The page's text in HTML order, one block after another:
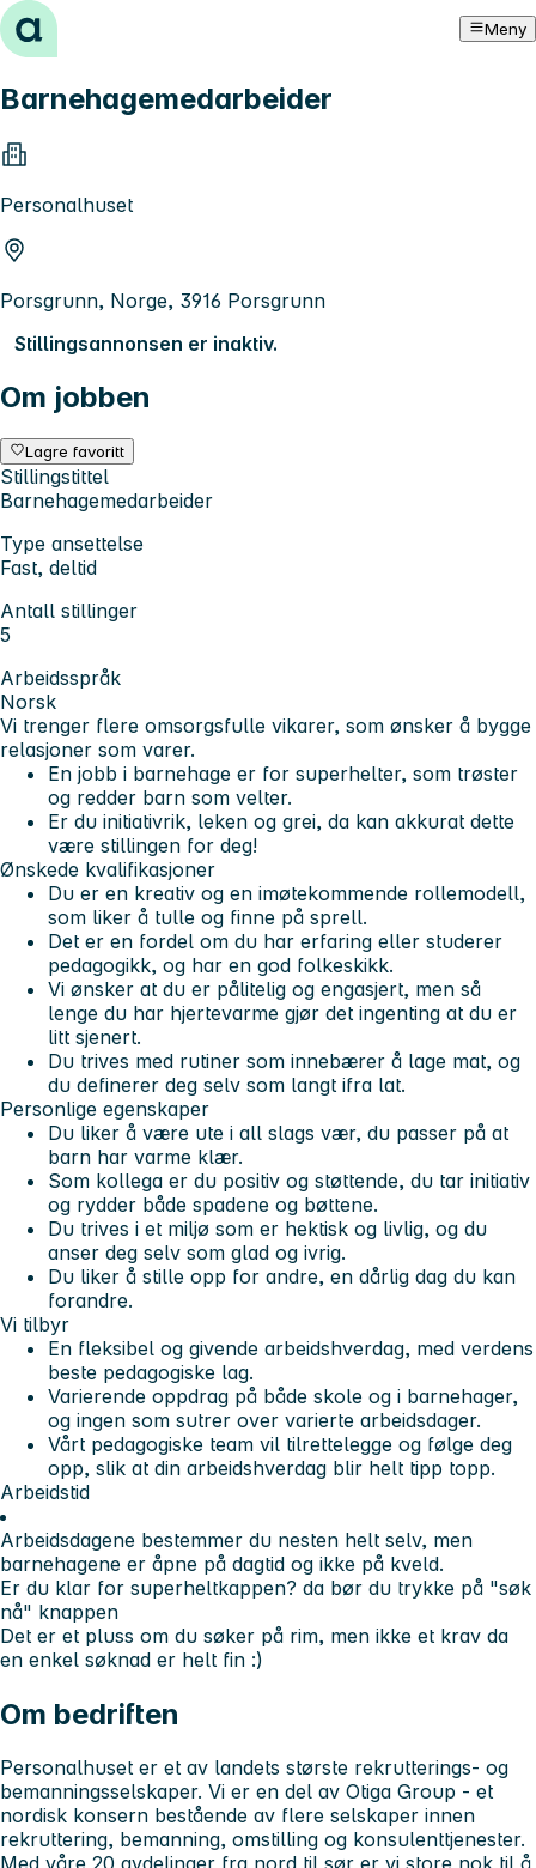
Hopp til innhold Meny
Barnehagemedarbeider
Personalhuset
Porsgrunn, Norge, 3916 Porsgrunn
Stillingsannonsen er inaktiv.
Om jobben
Lagre favoritt
Stillingstittel
Barnehagemedarbeider
Type ansettelse
Fast, deltid
Antall stillinger
5
Arbeidsspråk
Norsk
Vi trenger flere omsorgsfulle vikarer, som ønsker å bygge
relasjoner som varer.
En jobb i barnehage er for superhelter, som trøster
og redder barn som velter.
Er du initiativrik, leken og grei, da kan akkurat dette
være stillingen for deg!
Ønskede kvalifikasjoner
Du er en kreativ og en imøtekommende rollemodell,
som liker å tulle og finne på sprell.
Det er en fordel om du har erfaring eller studerer
pedagogikk, og har en god folkeskikk.
Vi ønsker at du er pålitelig og engasjert, men så
lenge du har hjertevarme gjør det ingenting at du er
litt sjenert.
Du trives med rutiner som innebærer å lage mat, og
du definerer deg selv som langt ifra lat.
Personlige egenskaper
Du liker å være ute i all slags vær, du passer på at
barn har varme klær.
Som kollega er du positiv og støttende, du tar initiativ
og rydder både spadene og bøttene.
Du trives i et miljø som er hektisk og livlig, og du
anser deg selv som glad og ivrig.
Du liker å stille opp for andre, en dårlig dag du kan
forandre.
Vi tilbyr
En fleksibel og givende arbeidshverdag, med verdens
beste pedagogiske lag.
Varierende oppdrag på både skole og i barnehager,
og ingen som sutrer over varierte arbeidsdager.
Vårt pedagogiske team vil tilrettelegge og følge deg
opp, slik at din arbeidshverdag blir helt tipp topp.
Arbeidstid
Arbeidsdagene bestemmer du nesten helt selv, men
barnehagene er åpne på dagtid og ikke på kveld.
Er du klar for superheltkappen? da bør du trykke på "søk
nå" knappen
Det er et pluss om du søker på rim, men ikke et krav da
en enkel søknad er helt fin :)
Om bedriften
Personalhuset er et av landets største rekrutterings- og
bemanningsselskaper. Vi er en del av Otiga Group - et
nordisk konsern bestående av flere selskaper innen
rekruttering, bemanning, omstilling og konsulenttjenester.
Med våre 20 avdelinger fra nord til sør er vi store nok til å